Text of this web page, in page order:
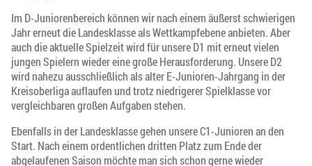
Im D-Juniorenbereich können wir nach einem äußerst schwierigen
Jahr erneut die Landesklasse als Wettkampfebene anbieten. Aber
auch die aktuelle Spielzeit wird für unsere D1 mit erneut vielen
jungen Spielern wieder eine große Herausforderung. Unsere D2
wird nahezu ausschließlich als alter E-Junioren-Jahrgang in der
Kreisoberliga auflaufen und trotz niedrigerer Spielklasse vor
vergleichbaren großen Aufgaben stehen.
Ebenfalls in der Landesklasse gehen unsere C1-Junioren an den
Start. Nach einem ordentlichen dritten Platz zum Ende der
abgelaufenen Saison möchte man sich schon gerne wieder